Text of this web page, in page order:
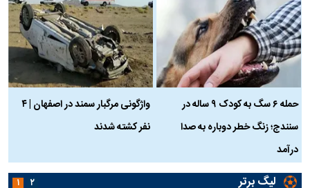
حمله ۶ سگ به کودک ۹ ساله در
سنندج؛ زنگ خطر دوباره به صدا
درآمد
واژگونی مرگبار سمند در اصفهان | ۴
نفر کشته شدند
لیگ برتر ۱ ۲